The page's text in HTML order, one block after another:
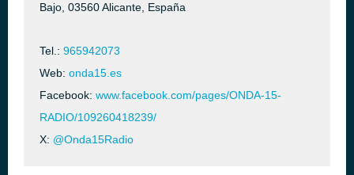
Bajo, 03560 Alicante, España
Tel.: 965942073
Web: onda15.es
Facebook: www.facebook.com/pages/ONDA-15-
RADIO/109260418239/
X: @Onda15Radio